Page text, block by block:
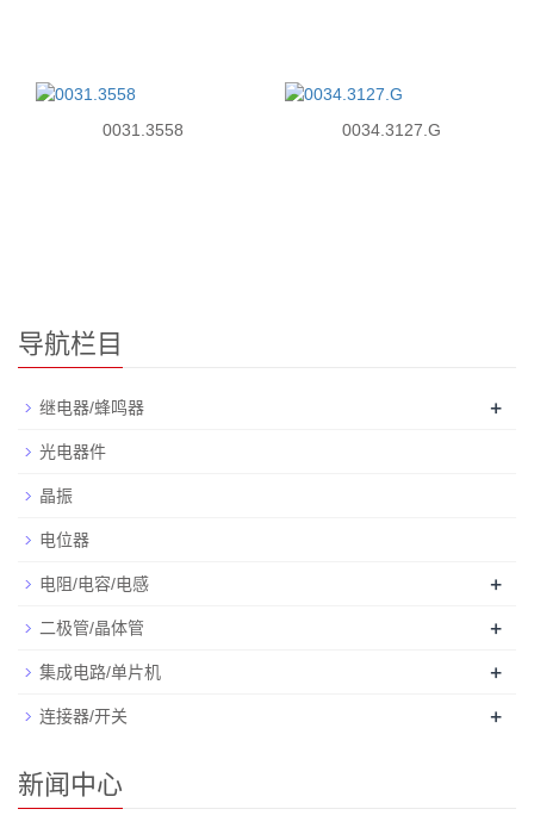
0031.3558 0034.3127.G
导航栏目
继电器/蜂鸣器 +
光电器件
晶振
电位器
电阻/电容/电感 +
二极管/晶体管 +
集成电路/单片机 +
连接器/开关 +
新闻中心